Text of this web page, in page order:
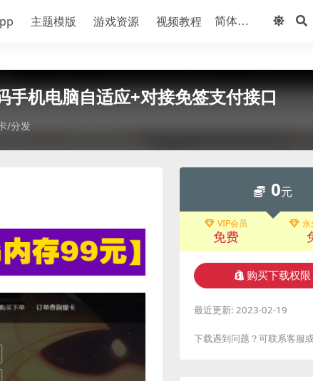
主题模版 游戏资源 视频教程
机电脑自适应+对接免签支付接口
/分发
0元
VIP会员
免费
永
购买下载权限
最近更新: 2023-02-19
下载遇到问题？可联系客服